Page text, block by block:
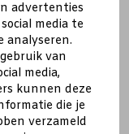
advertenties
media te
analyseren.
van
media,
kunnen deze
die je
verzameld